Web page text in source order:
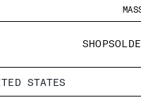
SHOP
STATES